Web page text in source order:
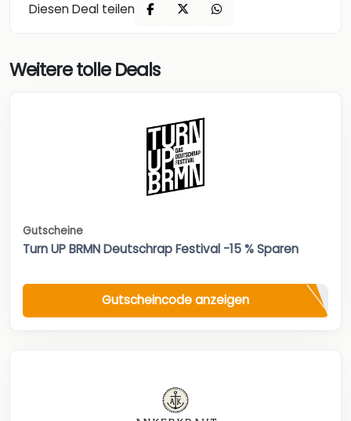
Diesen Deal teilen
Weitere tolle Deals
Gutscheine
Turn UP BRMN Deutschrap Festival -15 % Sparen
Gutscheincode anzeigen